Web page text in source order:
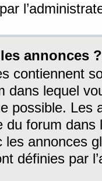
annonces ?
contiennent
dans lequel
possible. Les
du forum dans
les annonces
définies par